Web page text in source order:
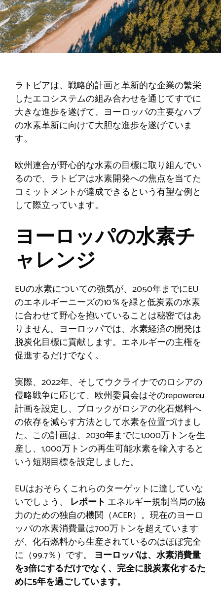
ラトビアは、戦略的計画と革新的な企業の繁栄
したエコシステムの組み合わせを通じてすでに
大きな進歩を遂げて、ヨーロッパの主要なハブ
の水素革新に向けて大胆な進歩を遂げていま
す。
欧州連合が野心的な水素の目標に取り組んでい
るので、ラトビアは水素開発への焦点を当てた
コミットメントが達成できるという有望な例と
して際立っています。
ヨーロッパの水素チ
ャレンジ
EUの水素についての強気が、2050年までにEU
のエネルギーニーズの10％を緑と低炭素の水素
に合わせて野心を抱いていることは秘密ではあ
りません。ヨーロッパでは、水素経済の開発は
脱炭化目標に貢献します。エネルギーの主権を
促進するだけでなく。
実際、2022年、そしてウクライナでのロシアの
侵略戦争に応じて、欧州委員会はそのrepowereu
計画を設定し、ブロックがロシアの化石燃料へ
の依存を減らす方法として水素を位置づけまし
た。この計画は、2030年までに1,000万トンを生
産し、1,000万トンの再生可能水素を輸入すると
いう短期目標を設定しました。
EUはおそらくこれらのターゲットに達していな
いでしょう、 レポート エネルギー規制当局の協
力のための独自の機関（ACER）。現在のヨーロ
ッパの水素消費量は700万トンを超えています
が、化石燃料から生産されているのはほぼ完全
に（99.7％）です。 ヨーロッパは、水素消費量
を3倍にするだけでなく、完全に脱炭素化するた
めに5年を過ごしています。